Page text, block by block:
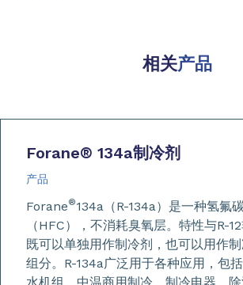
相关产品
Forane® 134a制冷剂
产品
Forane®134a（R-134a）是一种氢氟
（HFC），不消耗臭氧层。特性与R-
既可以单独用作制冷剂，也可以用作
组分。R-134a广泛用于各种应用，包